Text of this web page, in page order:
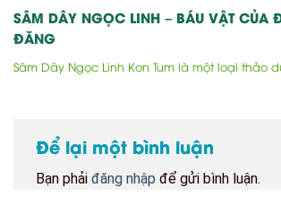
SÂM DÂY NGỌC LINH – BÁU VẬT CỦA
ĐĂNG
Sâm Dây Ngọc Linh Kon Tum là một loại thảo
Để lại một bình luận
Bạn phải đăng nhập để gửi bình luận.